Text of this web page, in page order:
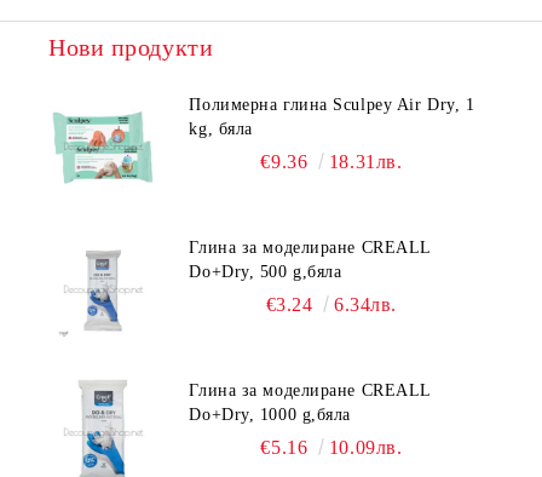
Нови продукти
Полимерна глина Sculpey Air Dry, 1
kg, бяла
€9.36 18.31лв.
Глина за моделиране CREALL
Do+Dry, 500 g,бяла
€3.24 6.34лв.
Глина за моделиране CREALL
Do+Dry, 1000 g,бяла
€5.16 10.09лв.